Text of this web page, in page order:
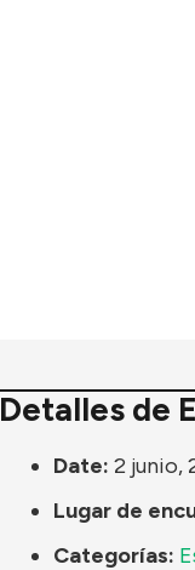
Detalles de
Date: 2 junio,
Lugar de
Categorías: